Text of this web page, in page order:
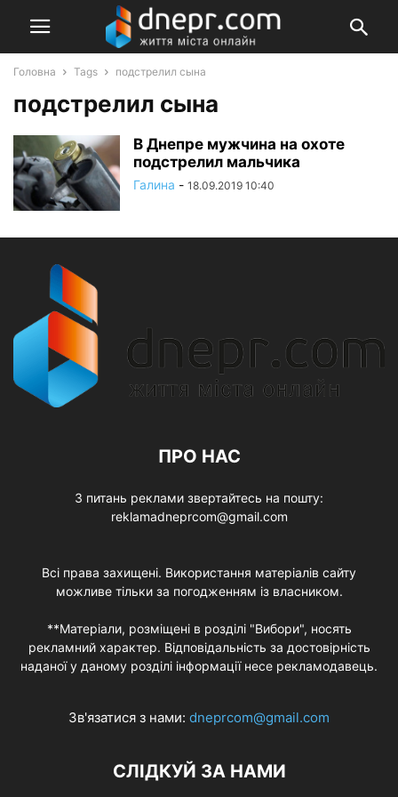
Головна Tags подстрелил сына
подстрелил сына
В Днепре мужчина на охоте
подстрелил мальчика
Галина - 18.09.2019 10:40
ПРО НАС
З питань реклами звертайтесь на пошту:
reklamadneprcom@gmail.com
Всі права захищені. Використання матеріалів сайту
можливе тільки за погодженням із власником.
**Матеріали, розміщені в розділі "Вибори", носять
рекламний характер. Відповідальність за достовірність
наданої у даному розділі інформації несе рекламодавець.
Зв'язатися з нами: dneprcom@gmail.com
СЛІДКУЙ ЗА НАМИ